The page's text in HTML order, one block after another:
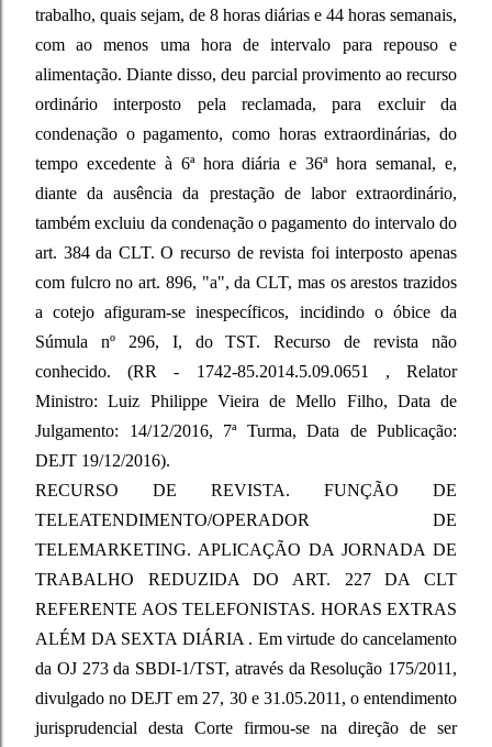
trabalho, quais sejam, de 8 horas diárias e 44 horas semanais,
com ao menos uma hora de intervalo para repouso e
alimentação. Diante disso, deu parcial provimento ao recurso
ordinário interposto pela reclamada, para excluir da
condenação o pagamento, como horas extraordinárias, do
tempo excedente à 6ª hora diária e 36ª hora semanal, e,
diante da ausência da prestação de labor extraordinário,
também excluiu da condenação o pagamento do intervalo do
art. 384 da CLT. O recurso de revista foi interposto apenas
com fulcro no art. 896, "a", da CLT, mas os arestos trazidos
a cotejo afiguram-se inespecíficos, incidindo o óbice da
Súmula nº 296, I, do TST. Recurso de revista não
conhecido. (RR - 1742-85.2014.5.09.0651 , Relator
Ministro: Luiz Philippe Vieira de Mello Filho, Data de
Julgamento: 14/12/2016, 7ª Turma, Data de Publicação:
DEJT 19/12/2016).
RECURSO DE REVISTA. FUNÇÃO DE
TELEATENDIMENTO/OPERADOR DE
TELEMARKETING. APLICAÇÃO DA JORNADA DE
TRABALHO REDUZIDA DO ART. 227 DA CLT
REFERENTE AOS TELEFONISTAS. HORAS EXTRAS
ALÉM DA SEXTA DIÁRIA . Em virtude do cancelamento
da OJ 273 da SBDI-1/TST, através da Resolução 175/2011,
divulgado no DEJT em 27, 30 e 31.05.2011, o entendimento
jurisprudencial desta Corte firmou-se na direção de ser